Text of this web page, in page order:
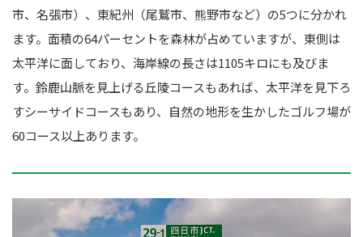
市、名張市）、東紀州（尾鷲市、熊野市など）の5つに分かれ
ます。面積の64パーセントを森林が占めていますが、東側は
太平洋に面しており、海岸線の長さは1105キロにも及びま
す。鈴鹿山脈を見上げる丘陵コースもあれば、太平洋を見下ろ
すシーサイドコースもあり、自然の地形を生かしたゴルフ場が
60コース以上あります。